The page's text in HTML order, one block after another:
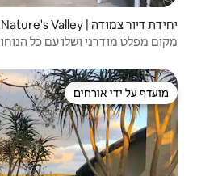
דירוג ממוצע של 4.95 מתוך 5, 74 ביקורות
4.95 (74)
הנוחות - שינה 2